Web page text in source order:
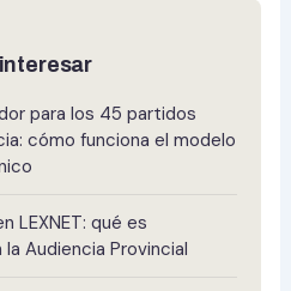
para los 45 partidos
cómo funciona el modelo
LEXNET: qué es
Audiencia Provincial